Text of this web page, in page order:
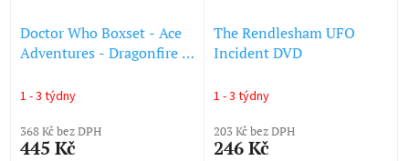
Doctor Who Boxset - Ace
Adventures - Dragonfire /
1 - 3 týdny
368 Kč bez DPH
445 Kč
The Rendlesham UFO
Incident DVD
1 - 3 týdny
203 Kč bez DPH
246 Kč